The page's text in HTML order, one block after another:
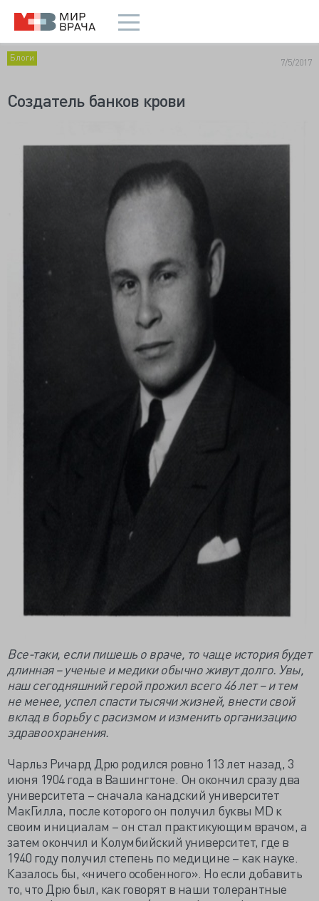
Блоги 7/5/2017
Создатель банков крови
Все-таки, если пишешь о враче, то чаще история будет
длинная – ученые и медики обычно живут долго. Увы,
наш сегодняшний герой прожил всего 46 лет – и тем
не менее, успел спасти тысячи жизней, внести свой
вклад в борьбу с расизмом и изменить организацию
здравоохранения.
Чарльз Ричард Дрю родился ровно 113 лет назад, 3
июня 1904 года в Вашингтоне. Он окончил сразу два
университета – сначала канадский университет
МакГилла, после которого он получил буквы MD к
своим инициалам – он стал практикующим врачом, а
затем окончил и Колумбийский университет, где в
1940 году получил степень по медицине – как науке.
Казалось бы, «ничего особенного». Но если добавить
то, что Дрю был, как говорят в наши толерантные